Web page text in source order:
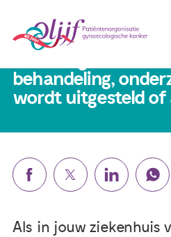
Gynaecologische
Lotgenoten
Leven met/na kanker
15 oktober 2020
behandeling,
wordt uitgesteld of
Als in jouw ziekenhuis